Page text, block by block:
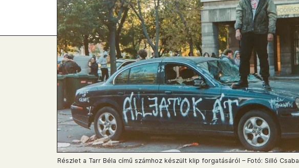
Részlet a Tarr Béla című számhoz készült klip forgatásáról – Fotó: Silló Csaba